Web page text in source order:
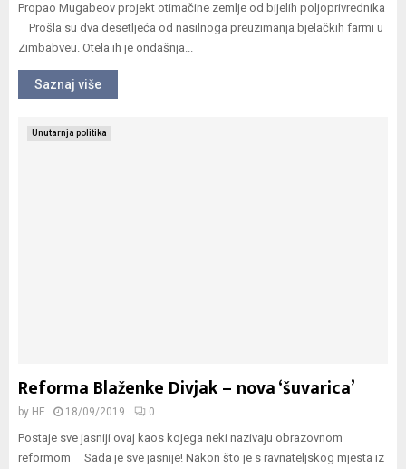
Propao Mugabeov projekt otimačine zemlje od bijelih poljoprivrednika
Prošla su dva desetljeća od nasilnoga preuzimanja bjelačkih farmi u
Zimbabveu. Otela ih je ondašnja...
Saznaj više
Unutarnja politika
Reforma Blaženke Divjak – nova ‘šuvarica’
by HF 18/09/2019 0
Postaje sve jasniji ovaj kaos kojega neki nazivaju obrazovnom
reformom Sada je sve jasnije! Nakon što je s ravnateljskog mjesta iz